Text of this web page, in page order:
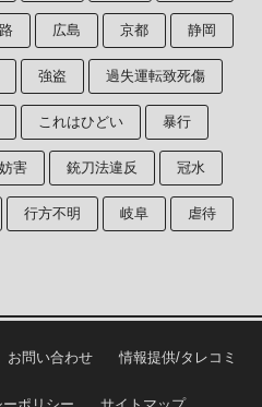
広島 京都 静岡
強盗 過失運転致死傷
これはひどい 暴行
害 銃刀法違反 冠水
行方不明 岐阜 虐待
お問い合わせ 情報提供/タレコミ